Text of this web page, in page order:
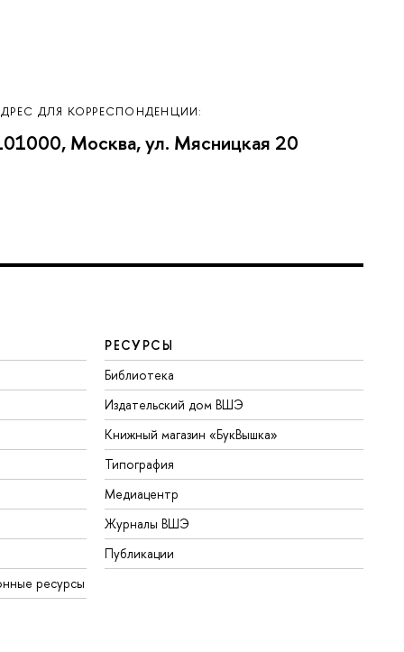
ДЛЯ КОРРЕСПОНДЕНЦИИ:
Москва, ул. Мясницкая 20
ресурсы
РЕСУРСЫ
Библиотека
Издательский дом ВШЭ
Книжный магазин «БукВышка»
Типография
Медиацентр
Журналы ВШЭ
Публикации